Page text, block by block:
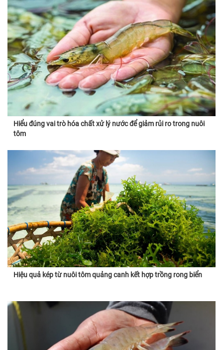
Hiểu đúng vai trò hóa chất xử lý nước để giảm rủi ro trong nuôi
tôm
Hiệu quả kép từ nuôi tôm quảng canh kết hợp trồng rong biển